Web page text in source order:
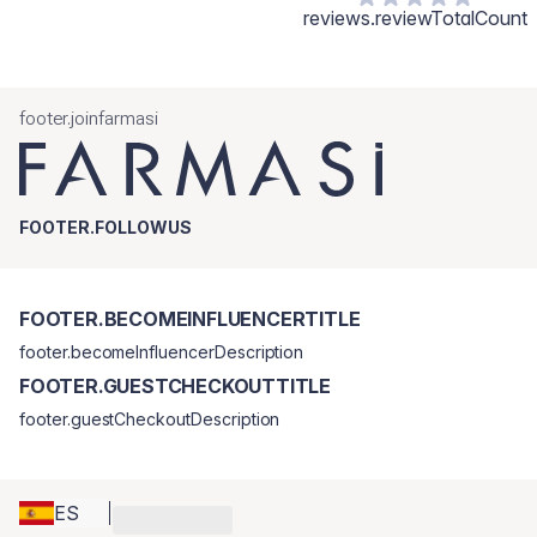
reviews.reviewTotalCount
footer.joinfarmasi
FOOTER.FOLLOWUS
ES
FOOTER.BECOMEINFLUENCERTITLE
footer.becomeInfluencerDescription
FOOTER.GUESTCHECKOUTTITLE
footer.guestCheckoutDescription